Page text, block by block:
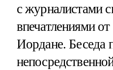
с журналистами
впечатлениями
Иордане. Беседа